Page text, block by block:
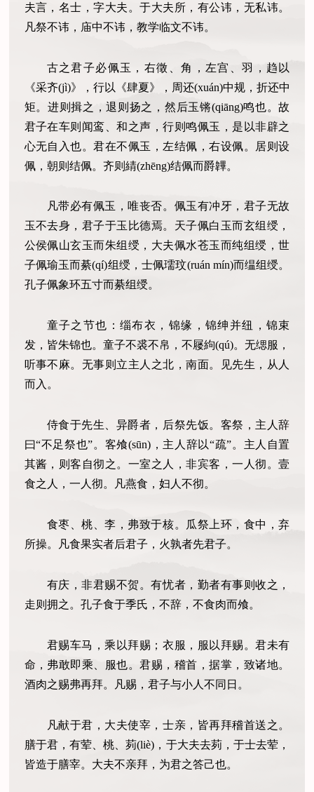
夫言，名士，字大夫。于大夫所，有公讳，无私讳。
凡祭不讳，庙中不讳，教学临文不讳。
古之君子必佩玉，右徵、角，左宫、羽，趋以
《采齐(jì)》，行以《肆夏》，周还(xuán)中规，折还中
矩。进则揖之，退则扬之，然后玉锵(qiāng)鸣也。故
君子在车则闻鸾、和之声，行则鸣佩玉，是以非辟之
心无自入也。君在不佩玉，左结佩，右设佩。居则设
佩，朝则结佩。齐则綪(zhēng)结佩而爵韠。
凡带必有佩玉，唯丧否。佩玉有冲牙，君子无故
玉不去身，君子于玉比德焉。天子佩白玉而玄组绶，
公侯佩山玄玉而朱组绶，大夫佩水苍玉而纯组绶，世
子佩瑜玉而綦(qí)组绶，士佩瓀玟(ruán mín)而缊组绶。
孔子佩象环五寸而綦组绶。
童子之节也：缁布衣，锦缘，锦绅并纽，锦束
发，皆朱锦也。童子不裘不帛，不屦絇(qú)。无缌服，
听事不麻。无事则立主人之北，南面。见先生，从人
而入。
侍食于先生、异爵者，后祭先饭。客祭，主人辞
曰“不足祭也”。客飧(sūn)，主人辞以“疏”。主人自置
其酱，则客自彻之。一室之人，非宾客，一人彻。壹
食之人，一人彻。凡燕食，妇人不彻。
食枣、桃、李，弗致于核。瓜祭上环，食中，弃
所操。凡食果实者后君子，火孰者先君子。
有庆，非君赐不贺。有忧者，勤者有事则收之，
走则拥之。孔子食于季氏，不辞，不食肉而飧。
君赐车马，乘以拜赐；衣服，服以拜赐。君未有
命，弗敢即乘、服也。君赐，稽首，据掌，致诸地。
酒肉之赐弗再拜。凡赐，君子与小人不同日。
凡献于君，大夫使宰，士亲，皆再拜稽首送之。
膳于君，有荤、桃、茢(liè)，于大夫去茢，于士去荤，
皆造于膳宰。大夫不亲拜，为君之答己也。